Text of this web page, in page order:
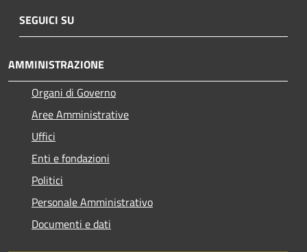
SEGUICI SU
AMMINISTRAZIONE
Organi di Governo
Aree Amministrative
Uffici
Enti e fondazioni
Politici
Personale Amministrativo
Documenti e dati